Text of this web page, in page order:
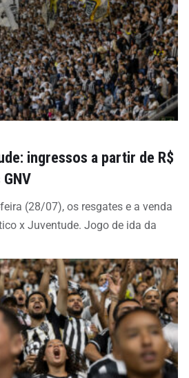
ingressos a partir de R$
(28/07), os resgates e a venda
x Juventude. Jogo de ida da